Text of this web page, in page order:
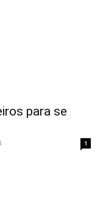
para se
1